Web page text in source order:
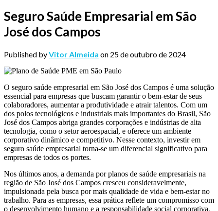
Seguro Saúde Empresarial em São
José dos Campos
Published byVitor Almeida on 25 de outubro de 2024
O seguro saúde empresarial em São José dos Campos é uma solução
essencial para empresas que buscam garantir o bem-estar de seus
colaboradores, aumentar a produtividade e atrair talentos. Com um
dos polos tecnológicos e industriais mais importantes do Brasil, São
José dos Campos abriga grandes corporações e indústrias de alta
tecnologia, como o setor aeroespacial, e oferece um ambiente
corporativo dinâmico e competitivo. Nesse contexto, investir em
seguro saúde empresarial torna-se um diferencial significativo para
empresas de todos os portes.
Nos últimos anos, a demanda por planos de saúde empresariais na
região de São José dos Campos cresceu consideravelmente,
impulsionada pela busca por mais qualidade de vida e bem-estar no
trabalho. Para as empresas, essa prática reflete um compromisso com
o desenvolvimento humano e a responsabilidade social corporativa,